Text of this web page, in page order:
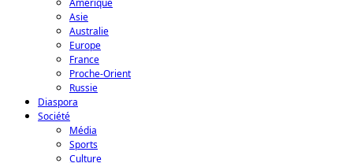
Amérique
Asie
Australie
Europe
France
Proche-Orient
Russie
Diaspora
Société
Média
Sports
Culture